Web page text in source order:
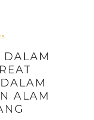
DALAM
ALAM